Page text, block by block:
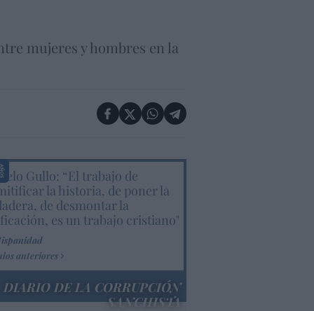
mujeres y hombres en la
Gullo: “El trabajo de
la historia, de poner la
de desmontar la
es un trabajo cristiano"
anteriores
DIARIO DE LA CORRUPCIÓN
SANCHISTA